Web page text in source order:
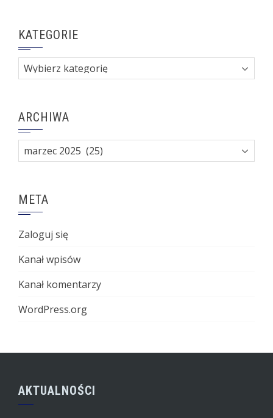
KATEGORIE
Kategorie
ARCHIWA
Archiwa
META
Zaloguj się
Kanał wpisów
Kanał komentarzy
WordPress.org
AKTUALNOŚCI